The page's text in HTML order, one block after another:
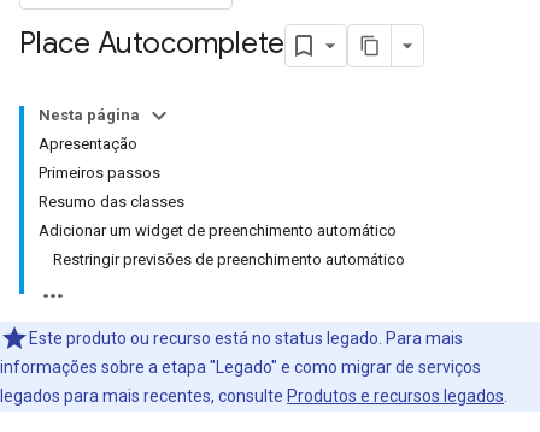
Place Autocomplete
Nesta página
Apresentação
Primeiros passos
Resumo das classes
Adicionar um widget de preenchimento automático
Restringir previsões de preenchimento automático
Este produto ou recurso está no status legado. Para mais
informações sobre a etapa "Legado" e como migrar de serviços
legados para mais recentes, consulte Produtos e recursos legados